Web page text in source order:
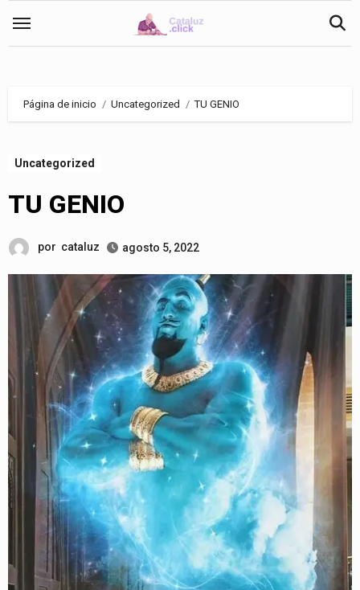
Página de inicio Uncategorized TU GENIO
Uncategorized
TU GENIO
por cataluz agosto 5, 2022